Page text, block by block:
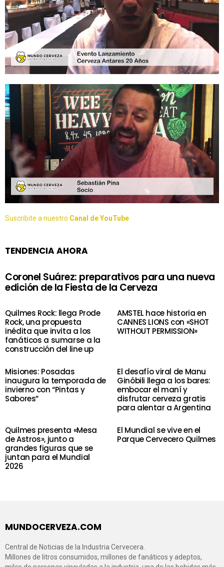
Suscribite a nuestro Canal de YouTube
TENDENCIA AHORA
Coronel Suárez: preparativos para una nueva
edición de la Fiesta de la Cerveza
Quilmes Rock: llega Prode
Rock, una propuesta
inédita que invita a los
fanáticos a sumarse a la
construcción del line up
AMSTEL hace historia en
CANNES LIONS con «SHOT
WITHOUT PERMISSION»
Misiones: Posadas
inaugura la temporada de
invierno con “Pintas y
Sabores”
El desafío viral de Manu
Ginóbili llega a los bares:
embocar el maní y
disfrutar cerveza gratis
para alentar a Argentina
Quilmes presenta «Mesa
de Astros», junto a
grandes figuras que se
juntan para el Mundial
2026
El Mundial se vive en el
Parque Cervecero Quilmes
MUNDOCERVEZA.COM
Central de Noticias de la Industria Cervecera.
Millones de litros consumidos, millones de fanáticos y adeptos,